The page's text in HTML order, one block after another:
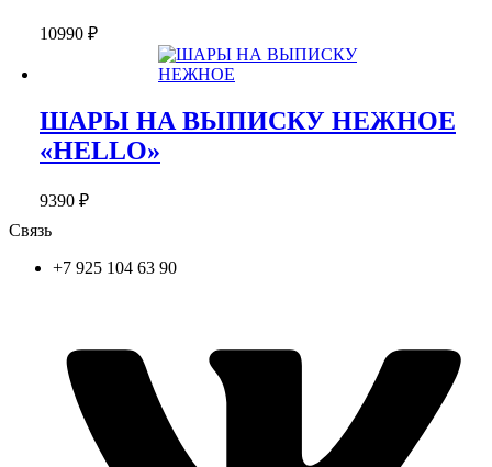
10990 ₽
ШАРЫ НА ВЫПИСКУ НЕЖНОЕ
«HELLO»
9390 ₽
Связь
+7 925 104 63 90